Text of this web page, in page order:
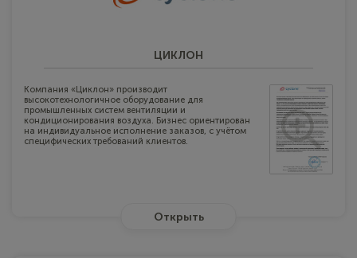
ЦИКЛОН
Компания «Циклон» производит
высокотехнологичное оборудование для
промышленных систем вентиляции и
кондиционирования воздуха. Бизнес ориентирован
на индивидуальное исполнение заказов, с учётом
специфических требований клиентов.
Открыть